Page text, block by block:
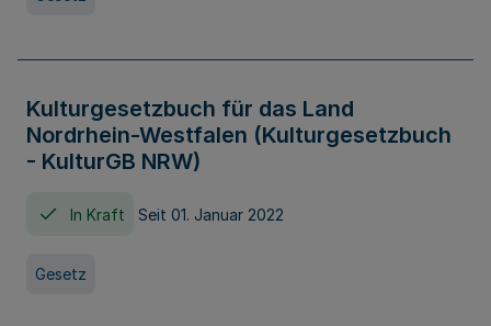
Kulturgesetzbuch für das Land
Nordrhein-Westfalen (Kulturgesetzbuch
- KulturGB NRW)
In Kraft Seit 01. Januar 2022
Gesetz